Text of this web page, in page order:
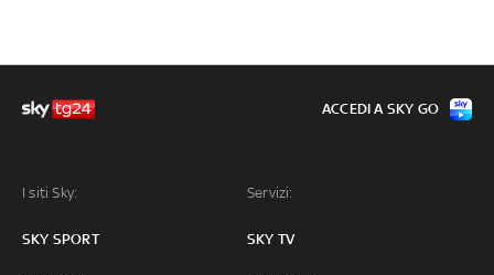
I siti Sky:
SKY SPORT
Servizi:
SKY TV
ACCEDI A SKY GO